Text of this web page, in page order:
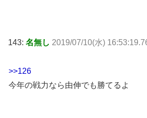
143: 名無し 2019/07/10(水)
>>126
今年の戦力なら由伸でも勝てるよ